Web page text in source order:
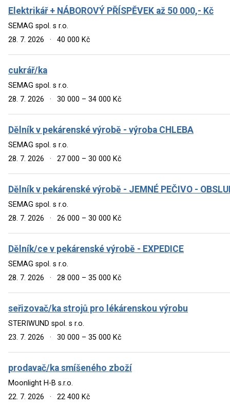
Elektrikář + NÁBOROVÝ PŘÍSPĚVEK až 50 000,- Kč
SEMAG spol. s r.o.
28. 7. 2026
· 40 000 Kč
cukrář/ka
SEMAG spol. s r.o.
28. 7. 2026
· 30 000 – 34 000 Kč
Dělník v pekárenské výrobě - výroba CHLEBA
SEMAG spol. s r.o.
28. 7. 2026
· 27 000 – 30 000 Kč
Dělník v pekárenské výrobě - JEMNÉ PEČIVO -
SEMAG spol. s r.o.
28. 7. 2026
· 26 000 – 30 000 Kč
Dělník/ce v pekárenské výrobě - EXPEDICE
SEMAG spol. s r.o.
28. 7. 2026
· 28 000 – 35 000 Kč
seřizovač/ka strojů pro lékárenskou výrobu
STERIWUND spol. s r.o.
23. 7. 2026
· 30 000 – 35 000 Kč
prodavač/ka smíšeného zboží
Moonlight H-B s.r.o.
22. 7. 2026
· 22 400 Kč